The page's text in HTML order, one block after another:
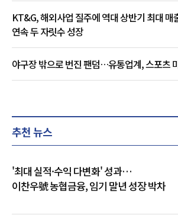
KT&G, 해외사업 질주에 역대 상반기 최대
연속 두 자릿수 성장
야구장 밖으로 번진 팬덤…유통업계, 스포츠
추천 뉴스
'최대 실적·수익 다변화' 성과…
이찬우號 농협금융, 임기 말년 성장 박차